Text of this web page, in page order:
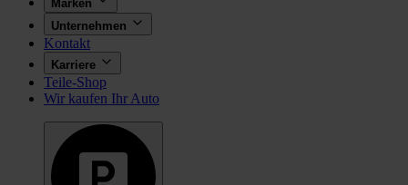
Marken
Unternehmen
Kontakt
Karriere
Teile-Shop
Wir kaufen Ihr Auto